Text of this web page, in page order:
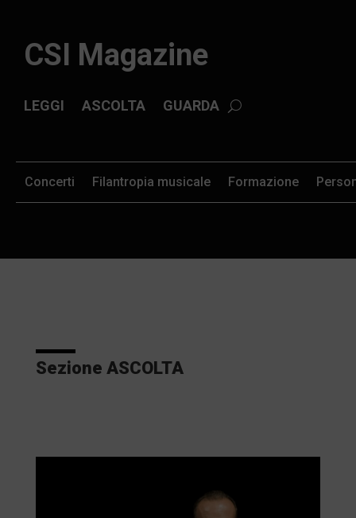
CSI Magazine
ASCOLTA GUARDA
LEGGI
Formazione
Concerti Filantropia musicale
Sezione ASCOLTA